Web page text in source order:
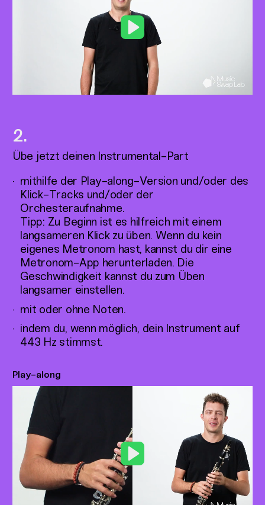
Play
Übe jetzt deinen Instrumental-Part
mithilfe der Play-along-Version und/oder des
Klick-Tracks und/oder der
Orchesteraufnahme.
Tipp: Zu Beginn ist es hilfreich mit einem
langsameren Klick zu üben. Wenn du kein
eigenes Metronom hast, kannst du dir eine
Metronom-App herunterladen. Die
Geschwindigkeit kannst du zum Üben
langsamer einstellen.
mit oder ohne Noten.
indem du, wenn möglich, dein Instrument auf
443 Hz stimmst.
Play-along
Play